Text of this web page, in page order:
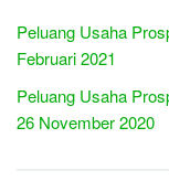
Peluang Usaha
Februari 2021
Peluang Usaha
26 November 2020